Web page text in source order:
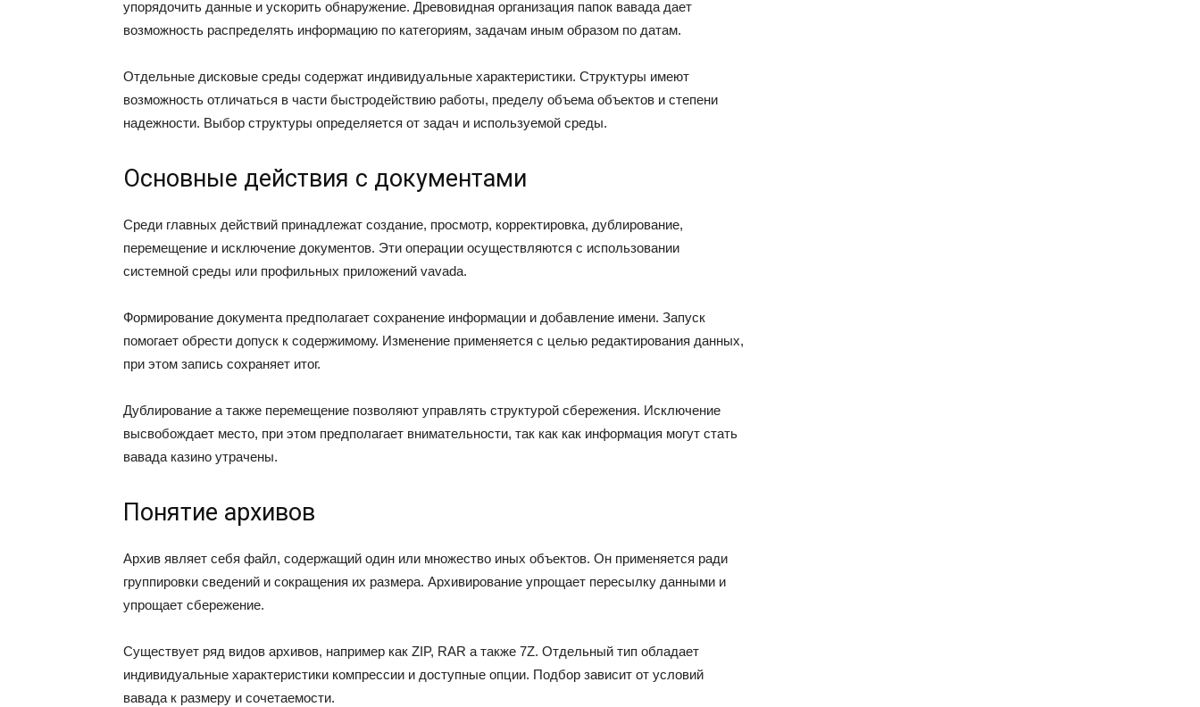
упорядочить данные и ускорить обнаружение. Древовидная организация папок вавада дает
возможность распределять информацию по категориям, задачам иным образом по датам.
Отдельные дисковые среды содержат индивидуальные характеристики. Структуры имеют
возможность отличаться в части быстродействию работы, пределу объема объектов и степени
надежности. Выбор структуры определяется от задач и используемой среды.
Основные действия с документами
Среди главных действий принадлежат создание, просмотр, корректировка, дублирование,
перемещение и исключение документов. Эти операции осуществляются с использовании
системной среды или профильных приложений vavada.
Формирование документа предполагает сохранение информации и добавление имени. Запуск
помогает обрести допуск к содержимому. Изменение применяется с целью редактирования данных,
при этом запись сохраняет итог.
Дублирование а также перемещение позволяют управлять структурой сбережения. Исключение
высвобождает место, при этом предполагает внимательности, так как как информация могут стать
вавада казино утрачены.
Понятие архивов
Архив являет себя файл, содержащий один или множество иных объектов. Он применяется ради
группировки сведений и сокращения их размера. Архивирование упрощает пересылку данными и
упрощает сбережение.
Существует ряд видов архивов, например как ZIP, RAR а также 7Z. Отдельный тип обладает
индивидуальные характеристики компрессии и доступные опции. Подбор зависит от условий
вавада к размеру и сочетаемости.